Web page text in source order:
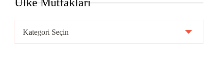
Mutfakları